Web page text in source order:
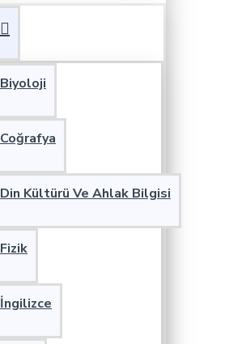
Biyoloji
Coğrafya
Din Kültürü Ve Ahlak Bilgisi
Fizik
İngilizce